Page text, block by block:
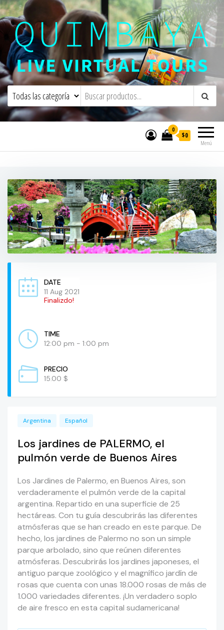
Quimbaya Virtual ToursLive Interactive Virtual Tours and
Menú
0
$0
DATE
11 Aug 2021
Finalizdo!
TIME
12:00 pm - 1:00 pm
PRECIO
15.00 $
Argentina Español
Los jardines de PALERMO, el
pulmón verde de Buenos Aires
Los Jardines de Palermo, en Buenos Aires, son
verdaderamente el pulmón verde de la capital
argentina. Repartido en una superficie de 25
hectáreas. Con tu guía descubrirás las diferentes
atmósferas que se han creado en este parque. De
hecho, los jardines de Palermo no son un simple
parque arbolado, sino que reúnen diferentes
atmósferas. Descubrirás los jardines japoneses, el
antiguo parque zoológico y el magnífico jardín de
rosas que cuenta con unas 18.000 rosas de más de
1.000 variedades diferentes. ¡Un verdadero soplo
de aire fresco en esta capital sudamericana!